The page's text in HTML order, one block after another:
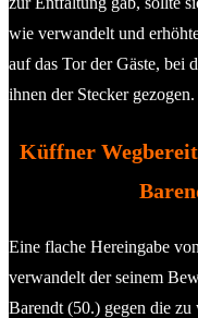
wie verwandelt und
auf das Tor der Gäste, bei
ihnen der Stecker gezogen.
Küffner
Eine flache Hereingabe
verwandelt der seinem
Barendt (50.) gegen die